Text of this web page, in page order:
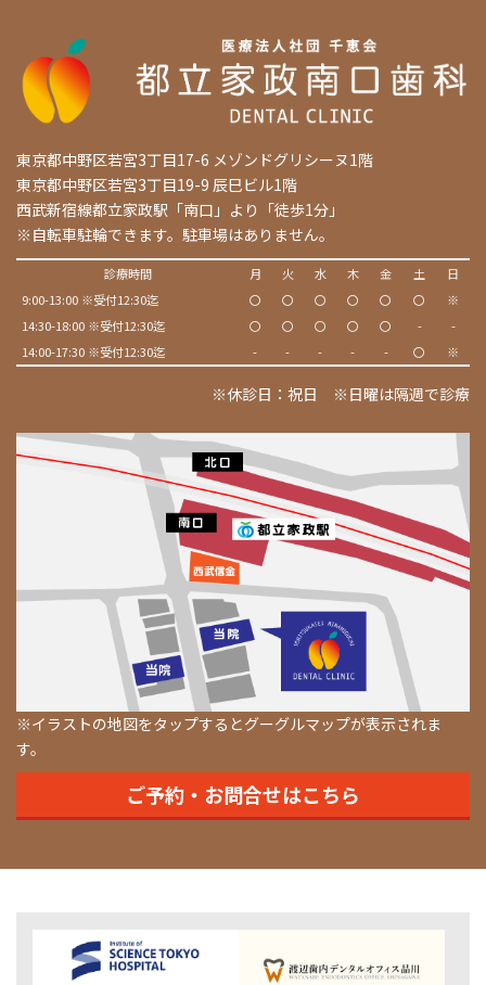
東京都中野区若宮3丁目17-6 メゾンドグリシーヌ1階
東京都中野区若宮3丁目19-9 辰巳ビル1階
西武新宿線都立家政駅「南口」より「徒歩1分」
※自転車駐輪できます。駐車場はありません。
診療時間 月 火 水 木 金 土
日
9:00-13:00 ※受付12:30迄
〇 〇 〇 〇 〇 〇
※
14:30-18:00 ※受付12:30迄
〇 〇 〇 〇 〇 -
-
14:00-17:30 ※受付12:30迄
- - - - - 〇 ※
※休診日：祝日 ※日曜は隔週で診療
※イラストの地図をタップするとグーグルマップが表示されま
す。
ご予約・お問合せはこちら